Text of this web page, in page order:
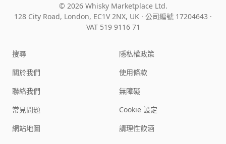
© 2026 Whisky Marketplace Ltd.
128 City Road, London, EC1V 2NX, UK · 公司編號 17204643 ·
VAT 519 9116 71
搜尋
關於我們
聯絡我們
常見問題
網站地圖
隱私權政策
使用條款
無障礙
Cookie 設定
請理性飲酒